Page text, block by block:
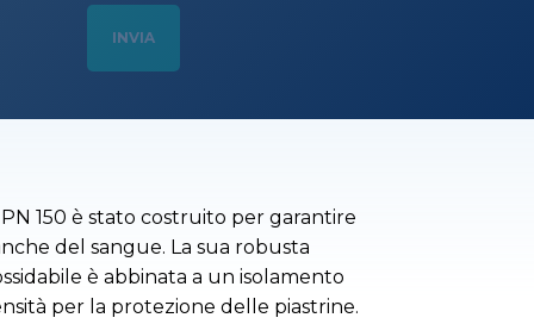
150 è stato costruito per garantire
del sangue. La sua robusta
è abbinata a un isolamento
per la protezione delle piastrine.